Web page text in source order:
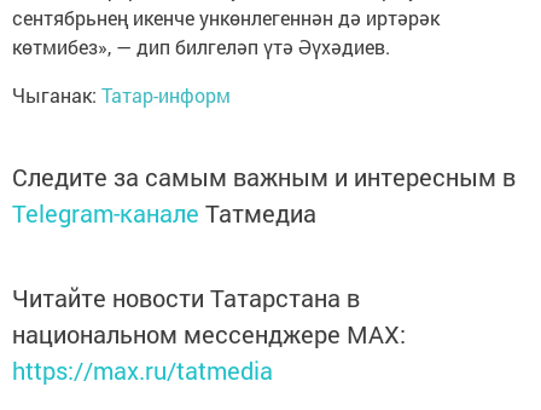
сентябрьнең икенче ункөнлегеннән дә иртәрәк
көтмибез», — дип билгеләп үтә Әүхәдиев.
Чыганак: Татар-информ
Следите за самым важным и интересным в
Telegram-канале Татмедиа
Читайте новости Татарстана в
национальном мессенджере MАХ:
https://max.ru/tatmedia